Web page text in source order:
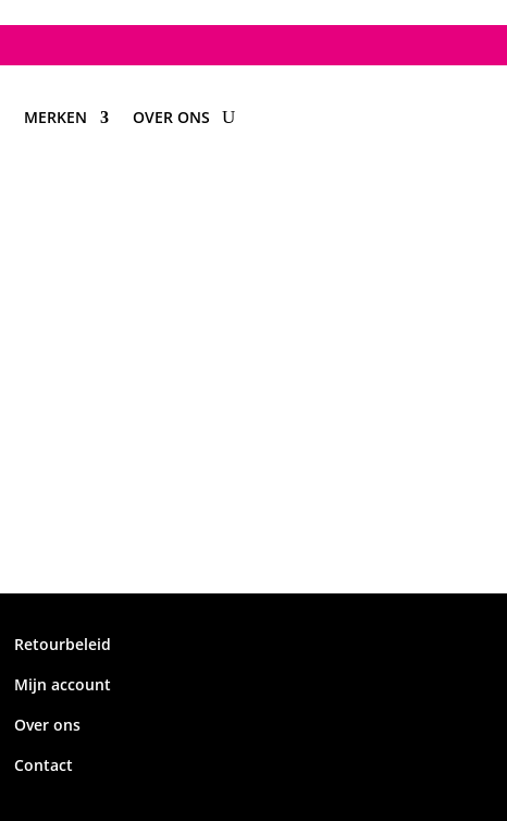
MERKEN OVER ONS
Retourbeleid
Mijn account
Over ons
Contact